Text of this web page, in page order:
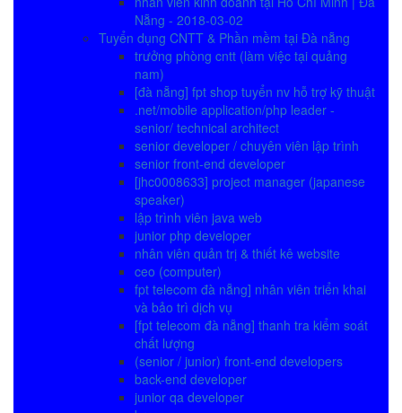
Nẵng - 2018-03-02
Tuyển dụng CNTT & Phần mềm tại Đà nẵng
trưởng phòng cntt (làm việc tại quảng
nam)
[đà nẵng] fpt shop tuyển nv hỗ trợ kỹ thuật
.net/mobile application/php leader -
senior/ technical architect
senior developer / chuyên viên lập trình
senior front-end developer
[jhc0008633] project manager (japanese
speaker)
lập trình viên java web
junior php developer
nhân viên quản trị & thiết kê website
ceo (computer)
fpt telecom đà nẵng] nhân viên triển khai
và bảo trì dịch vụ
[fpt telecom đà nẵng] thanh tra kiểm soát
chất lượng
(senior / junior) front-end developers
back-end developer
junior qa developer